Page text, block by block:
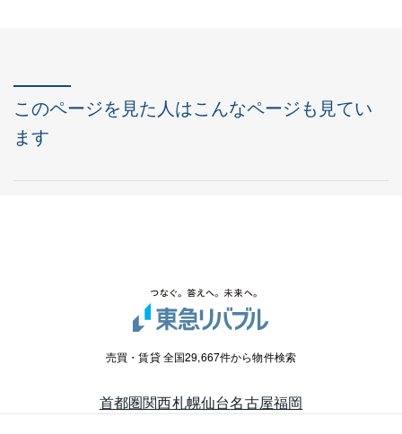
このページを見た人はこんなページも見てい
ます
売買・賃貸 全国29,667件から物件検索
首都圏関西札幌仙台名古屋福岡